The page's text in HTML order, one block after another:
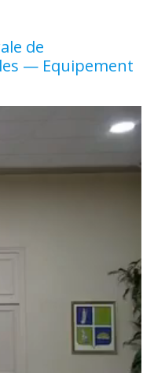
de
— Equipement